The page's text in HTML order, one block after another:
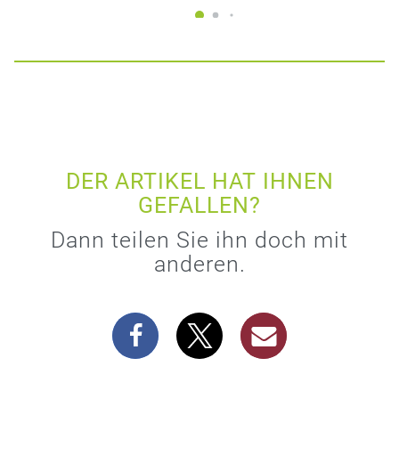
DER ARTIKEL HAT IHNEN
GEFALLEN?
Dann teilen Sie ihn doch mit
anderen.